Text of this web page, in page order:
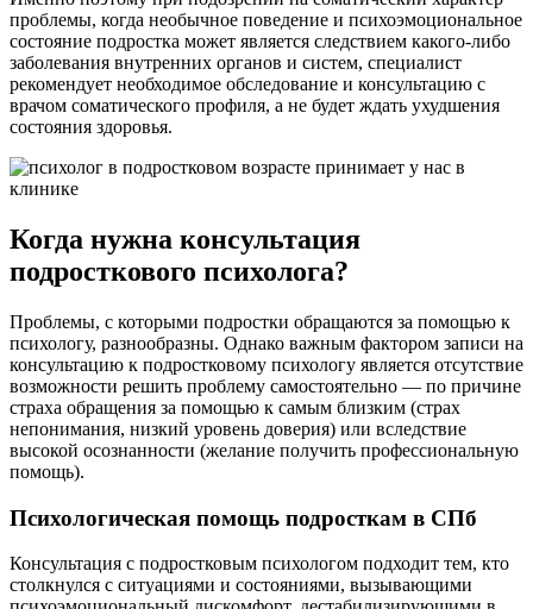
проблемы, когда необычное поведение и психоэмоциональное
состояние подростка может является следствием какого-либо
заболевания внутренних органов и систем, специалист
рекомендует необходимое обследование и консультацию с
врачом соматического профиля, а не будет ждать ухудшения
состояния здоровья.
Когда нужна консультация
подросткового психолога?
Проблемы, с которыми подростки обращаются за помощью к
психологу, разнообразны. Однако важным фактором записи на
консультацию к подростковому психологу является отсутствие
возможности решить проблему самостоятельно — по причине
страха обращения за помощью к самым близким (страх
непонимания, низкий уровень доверия) или вследствие
высокой осознанности (желание получить профессиональную
помощь).
Психологическая помощь подросткам в СПб
Консультация с подростковым психологом подходит тем, кто
столкнулся с ситуациями и состояниями, вызывающими